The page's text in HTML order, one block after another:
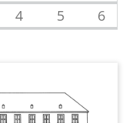
4 5 6